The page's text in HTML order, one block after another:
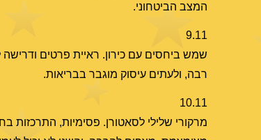
המצב הביטחוני.
9.11
שמש ביחסים עם כירון. ראיית פרטים
רבה, ולעתים עיסוק מוגבר בבריאות.
10.11
מרקורי שלילי לסאטורן. פסימיות, התרכזות